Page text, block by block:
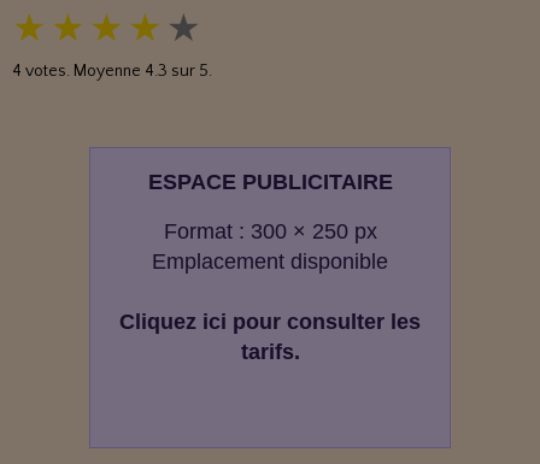
★ ★ ★ ★ ★
4 votes. Moyenne 4.3 sur 5.
ESPACE PUBLICITAIRE
Format : 300 × 250 px
Emplacement disponible
Cliquez ici pour consulter les
tarifs.